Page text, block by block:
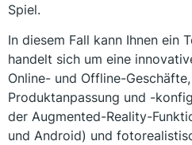
Spiel.
In diesem Fall kann Ihnen ein
handelt sich um eine
Online- und Offline-
Produktanpassung und -
der Augmented-Reality-
und Android) und